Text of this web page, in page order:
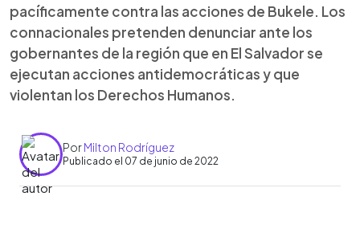
pacíficamente contra las acciones de Bukele. Los
connacionales pretenden denunciar ante los
gobernantes de la región que en El Salvador se
ejecutan acciones antidemocráticas y que
violentan los Derechos Humanos.
PorMilton Rodríguez
Publicado el 07 de junio de 2022